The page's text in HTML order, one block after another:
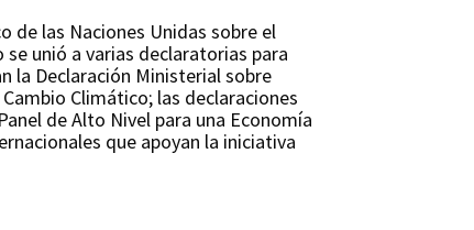
de las Naciones Unidas sobre el
se unió a varias declaratorias para
la Declaración Ministerial sobre
Climático; las declaraciones
de Alto Nivel para una Economía
que apoyan la iniciativa